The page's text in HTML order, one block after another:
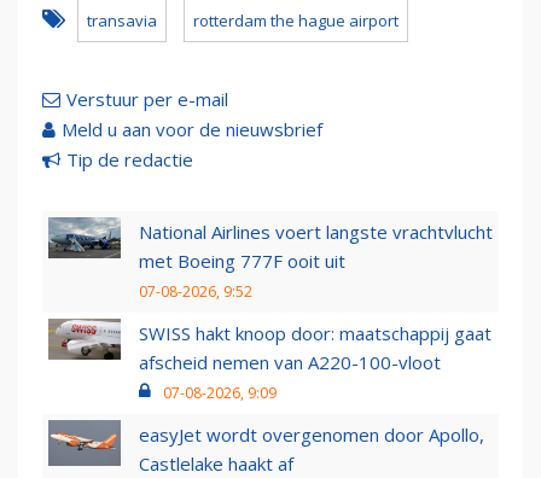
transavia rotterdam the hague airport
Verstuur per e-mail
Meld u aan voor de nieuwsbrief
Tip de redactie
National Airlines voert langste vrachtvlucht
met Boeing 777F ooit uit
07-08-2026, 9:52
SWISS hakt knoop door: maatschappij gaat
afscheid nemen van A220-100-vloot
07-08-2026, 9:09
easyJet wordt overgenomen door Apollo,
Castlelake haakt af